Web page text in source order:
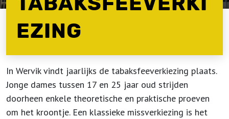
EZING
In Wervik vindt jaarlijks de tabaksfeeverkiezing plaats.
Jonge dames tussen 17 en 25 jaar oud strijden
doorheen enkele theoretische en praktische proeven
om het kroontje. Een klassieke missverkiezing is het